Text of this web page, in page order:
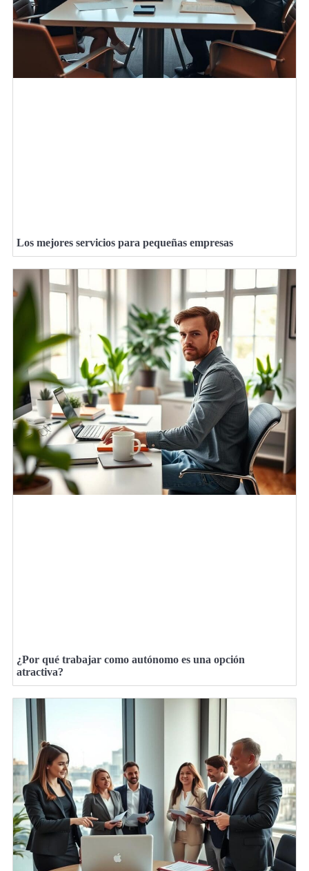
Los mejores servicios para pequeñas empresas
¿Por qué trabajar como autónomo es una opción
atractiva?